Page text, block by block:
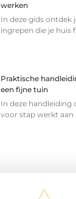
werken
In deze gids ontdek
ingrepen die je huis
Praktische
een fijne tuin
In deze handleiding
voor stap werkt aan